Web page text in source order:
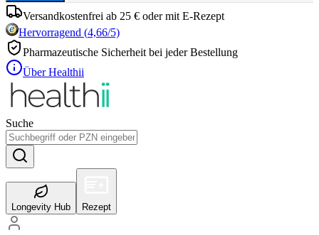
Versandkostenfrei ab 25 € oder mit E-Rezept
Hervorragend (4,66/5)
Pharmazeutische Sicherheit bei jeder Bestellung
Über Healthii
Suche
Longevity Hub Rezept